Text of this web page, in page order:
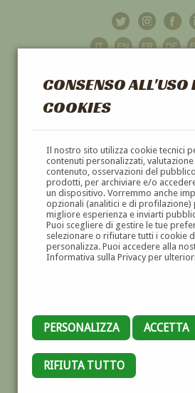
CONSENSO ALL'USO
COOKIES
Il nostro sito utilizza cookie tecnici
contenuti personalizzati,
contenuto, osservazioni del
prodotti, per archiviare e/o
un dispositivo. Vorremmo anche
opzionali (analitici e di
migliore esperienza e inviarti
Puoi scegliere di gestire le tue
selezionare o rifiutare tutti i cookie
personalizza. Puoi accedere alla
Informativa sulla Privacy per
PERSONALIZZA ACCETTA
RIFIUTA TUTTO
GALLERIAD'ARTE
DIPINTI E SCULTURE
USA